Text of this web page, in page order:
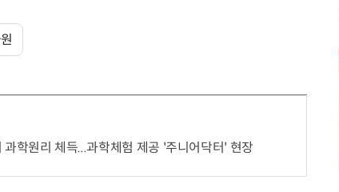
학원리 체득...과학체험 제공 '주니어닥터' 현장